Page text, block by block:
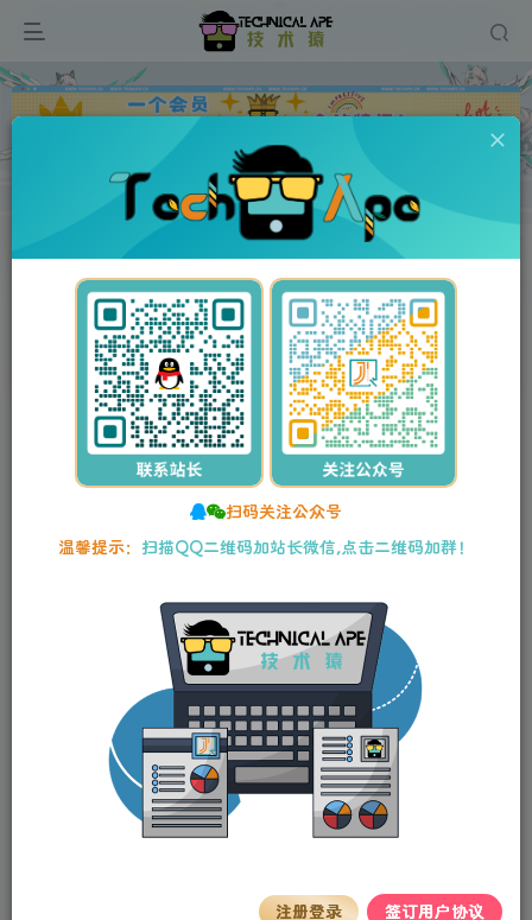
广告
广告品牌策划公司网站模板 自适应手机端网站源码下载
网站源码 PbootCMS模板 正文
广告品牌策划公司网站模板 自适应手机端网站源码下载
此内容为付费资源，请付费后查看
Y币10Y币25
立即购买
您当前未登录！建议登录后购买，可保存购买订单。
本站资源均为作者特供和网友推荐收集整理而来，仅供学习和研究使
用，请在下载后24小时内删除，谢谢合作！
扫码关注公众号
温馨提示： 扫描QQ二维码加站长微信,点击二维码加群！
注册登录 签订用户协议